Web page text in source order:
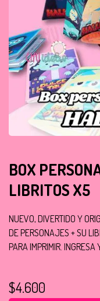
BOX
LIBRITOS X5
NUEVO, DIVERTIDO Y
DE PERSONAJES + SU
PARA IMPRIMIR. INGRESA
$4.600